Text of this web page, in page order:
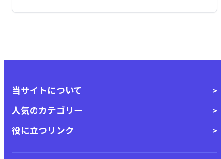
当サイトについて
人気のカテゴリー
役に立つリンク